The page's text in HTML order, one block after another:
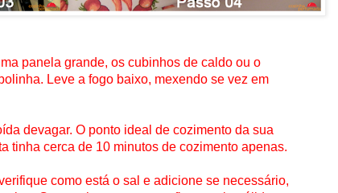
panela grande, os cubinhos de caldo ou o
Leve a fogo baixo, mexendo se vez em
devagar. O ponto ideal de cozimento da sua
tinha cerca de 10 minutos de cozimento apenas.
como está o sal e adicione se necessário,